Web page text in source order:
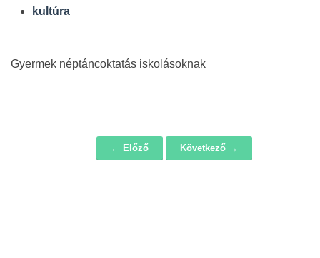
kultúra
Gyermek néptáncoktatás iskolásoknak
← Előző Következő →